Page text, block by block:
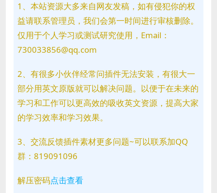
1、本站资源大多来自网友发稿，如有侵犯你的权
益请联系管理员，我们会第一时间进行审核删除。
仅用于个人学习或测试研究使用，Email：
730033856@qq.com
2、有很多小伙伴经常问插件无法安装，有很大一
部分用英文原版就可以解决问题。以便于在未来的
学习和工作可以更高效的吸收英文资源，提高大家
的学习效率和学习效果。
3、交流反馈插件素材更多问题~可以联系加QQ
群：819091096
解压密码点击查看